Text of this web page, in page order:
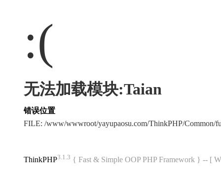
:(
无法加载模块:Taian
错误位置
FILE: /www/wwwroot/yayupaosu.com/ThinkPHP/
ThinkPHP3.1.3 { Fast & Simple OOP PHP Framework } -- [